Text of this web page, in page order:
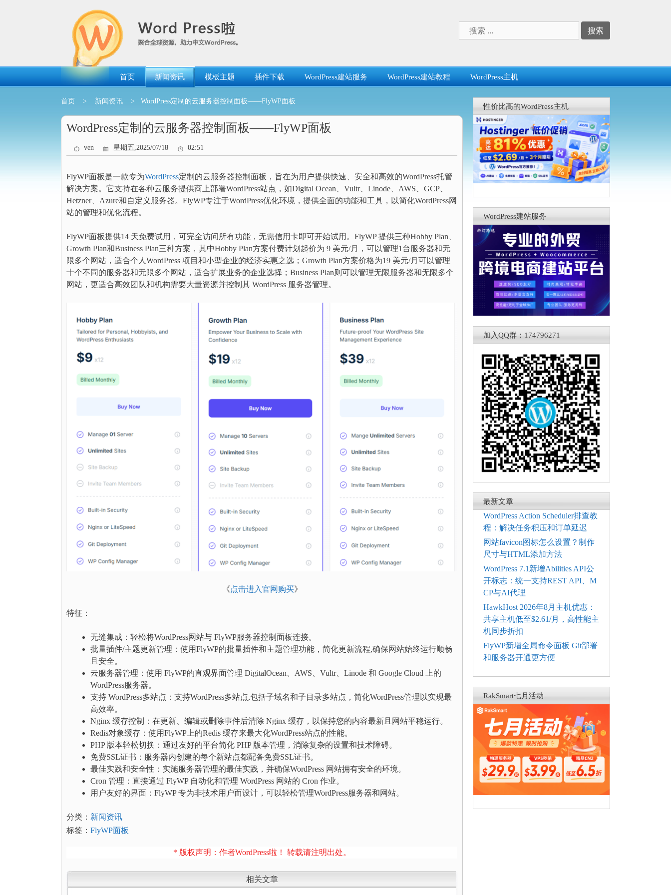
索：
首页 新闻资讯 模板主题 插件下载 WordPress建站服务 WordPress建站教程 WordPress主机
首页 > 新闻资讯 > WordPress定制的云服务器控制面板——FlyWP面板
WordPress定制的云服务器控制面板——FlyWP面板
ven 星期五,2025/07/18 02:51
FlyWP面板是一款专为WordPress定制的云服务器控制面板，旨在为用户提供快速、安全和高效的WordPress托管
解决方案。它支持在各种云服务提供商上部署WordPress站点，如Digital Ocean、Vultr、Linode、AWS、GCP、
Hetzner、Azure和自定义服务器。FlyWP专注于WordPress优化环境，提供全面的功能和工具，以简化WordPress网
站的管理和优化流程。
FlyWP面板提供14 天免费试用，可完全访问所有功能，无需信用卡即可开始试用。FlyWP 提供三种Hobby Plan、
Growth Plan和Business Plan三种方案，其中Hobby Plan方案付费计划起价为 9 美元/月，可以管理1台服务器和无
限多个网站，适合个人WordPress 项目和小型企业的经济实惠之选；Growth Plan方案价格为19 美元/月可以管理
十个不同的服务器和无限多个网站，适合扩展业务的企业选择；Business Plan则可以管理无限服务器和无限多个
网站，更适合高效团队和机构需要大量资源并控制其 WordPress 服务器管理。
《点击进入官网购买》
特征：
无缝集成：轻松将WordPress网站与 FlyWP服务器控制面板连接。
批量插件/主题更新管理：使用FlyWP的批量插件和主题管理功能，简化更新流程,确保网站始终运行顺畅
且安全。
云服务器管理：使用 FlyWP的直观界面管理 DigitalOcean、AWS、Vultr、Linode 和 Google Cloud 上的
WordPress服务器。
支持 WordPress多站点：支持WordPress多站点,包括子域名和子目录多站点，简化WordPress管理以实现最
高效率。
Nginx 缓存控制：在更新、编辑或删除事件后清除 Nginx 缓存，以保持您的内容最新且网站平稳运行。
Redis对象缓存：使用FlyWP上的Redis 缓存来最大化WordPress站点的性能。
PHP 版本轻松切换：通过友好的平台简化 PHP 版本管理，消除复杂的设置和技术障碍。
免费SSL证书：服务器内创建的每个新站点都配备免费SSL证书。
最佳实践和安全性：实施服务器管理的最佳实践，并确保WordPress 网站拥有安全的环境。
Cron 管理：直接通过 FlyWP 自动化和管理 WordPress 网站的 Cron 作业。
用户友好的界面：FlyWP 专为非技术用户而设计，可以轻松管理WordPress服务器和网站。
分类： 新闻资讯
标签： FlyWP面板
* 版权声明：作者WordPress啦！ 转载请注明出处。
相关文章
性价比高的WordPress主机
WordPress建站服务
加入QQ群：174796271
最新文章
WordPress Action Scheduler排查教
程：解决任务积压和订单延迟
网站favicon图标怎么设置？制作
尺寸与HTML添加方法
WordPress 7.1新增Abilities API公
开标志：统一支持REST API、M
CP与AI代理
HawkHost 2026年8月主机优惠：
共享主机低至$2.61/月，高性能主
机同步折扣
FlyWP新增全局命令面板 Git部署
和服务器开通更方便
RakSmart七月活动